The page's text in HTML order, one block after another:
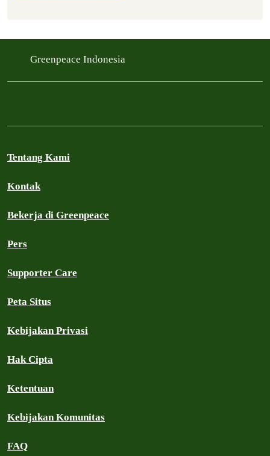
Greenpeace Indonesia
Tentang Kami
Kontak
Bekerja di Greenpeace
Pers
Supporter Care
Peta Situs
Kebijakan Privasi
Hak Cipta
Ketentuan
Kebijakan Komunitas
FAQ